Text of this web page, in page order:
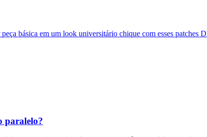
básica em um look universitário chique com esses patches
paralelo?